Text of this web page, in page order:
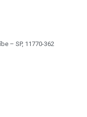
– SP, 11770-362